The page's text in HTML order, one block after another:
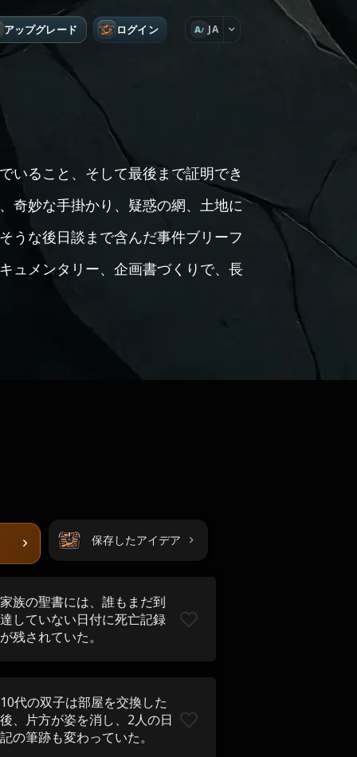
アップグレード ログイン A JA
いること、そして最後まで証明でき
奇妙な手掛かり、疑惑の網、土地に
うな後日談まで含んだ事件ブリーフ
ュメンタリー、企画書づくりで、長
保存したアイデア
家族の聖書には、誰もまだ到
達していない日付に死亡記録
が残されていた。
10代の双子は部屋を交換した
後、片方が姿を消し、2人の日
記の筆跡も変わっていた。